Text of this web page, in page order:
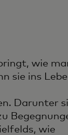
wie
sie ins
Darunter
wie